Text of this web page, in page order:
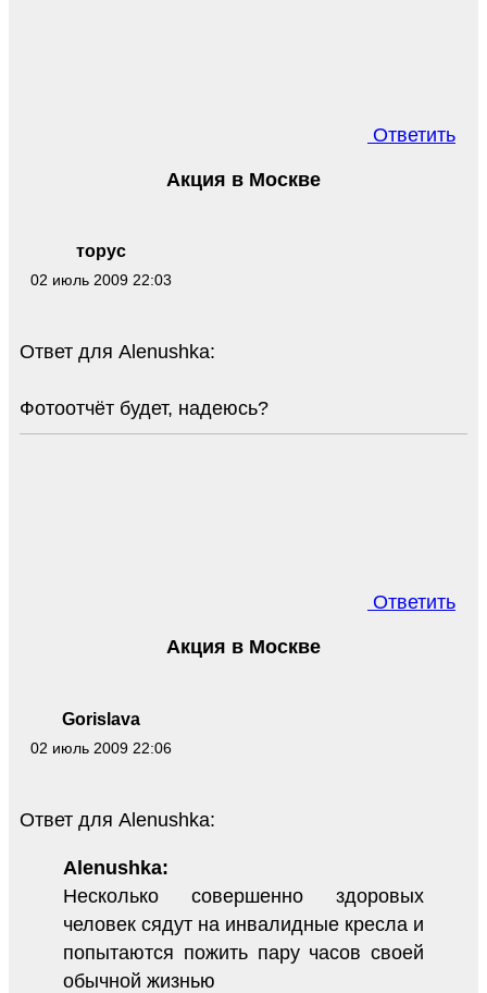
Ответить
торус
02 июль 2009 22:03
Акция в Москве
Ответ для Alenushka:
Фотоотчёт будет, надеюсь?
Ответить
Gorislava
02 июль 2009 22:06
Акция в Москве
Ответ для Alenushka:
Alenushka:
Несколько совершенно здоровых
человек сядут на инвалидные кресла и
попытаются пожить пару часов своей
обычной жизнью